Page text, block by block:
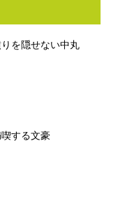
を隠せない中丸
する文豪